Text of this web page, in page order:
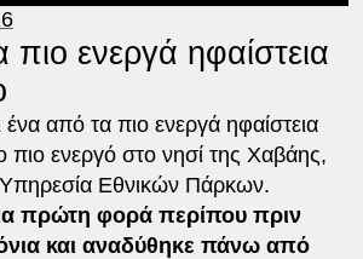
ενεργά ηφαίστεια
ένα από τα πιο ενεργά ηφαίστεια
πιο ενεργό στο νησί της Χαβάης,
Εθνικών Πάρκων.
πρώτη φορά περίπου πριν
και αναδύθηκε πάνω από